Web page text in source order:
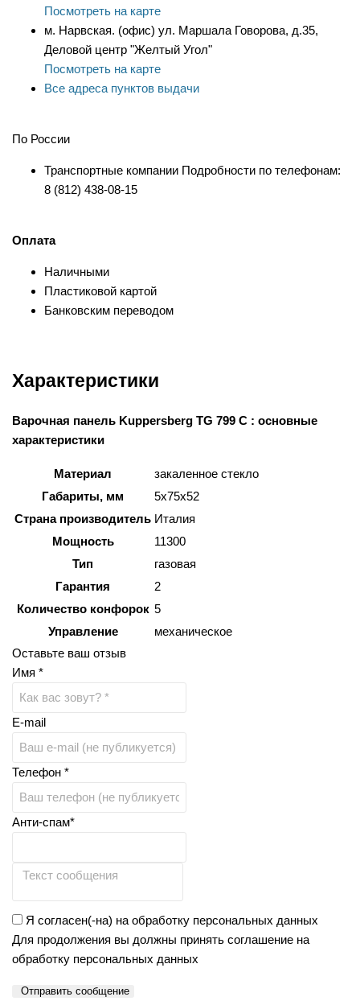
Посмотреть на карте
м. Нарвская. (офис) ул. Маршала Говорова, д.35,
Деловой центр "Желтый Угол"
Посмотреть на карте
Все адреса пунктов выдачи
По России
Транспортные компании Подробности по телефонам:
8 (812) 438-08-15
Оплата
Наличными
Пластиковой картой
Банковским переводом
Характеристики
Варочная панель Kuppersberg TG 799 С : основные
характеристики
Материал
закаленное стекло
Габариты, мм
5x75x52
Страна производитель Италия
Мощность
11300
Тип
газовая
Гарантия
2
Количество конфорок 5
Управление
механическое
Оставьте ваш отзыв
Имя *
E-mail
Телефон *
Анти-спам*
Я согласен(-на) на обработку персональных данных
Для продолжения вы должны принять соглашение на
обработку персональных данных
Отправить сообщение